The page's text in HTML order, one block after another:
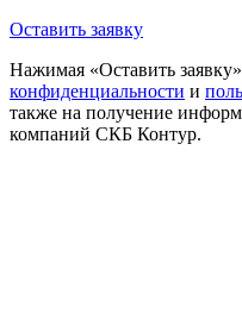
Оставить заявку
Нажимая «Оставить
конфиденциальности и
также на получение
компаний СКБ Контур.